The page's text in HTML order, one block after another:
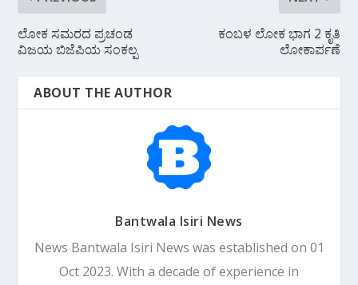
ಲೋಕ ಸಮರದ ಪ್ರಚಂಡ
ವಿಜಯ ಬಿಜೆಪಿಯ ಸಂಕಲ್ಪ
ಕಂಬಳ ಲೋಕ ಭಾಗ 2 ಕೃತಿ
ಲೋಕಾರ್ಪಣೆ
ABOUT THE AUTHOR
Bantwala Isiri News
News Bantwala Isiri News was established on 01
Oct 2023. With a decade of experience in